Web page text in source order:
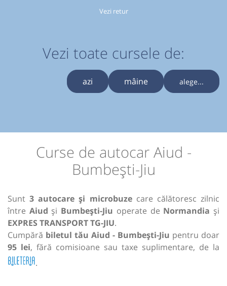
Vezi retur
Vezi toate cursele de:
azi mâine alege...
Curse de autocar Aiud -
Bumbești-Jiu
Sunt3 autocare și microbuzecare călătoresc zilnic
între Aiud și Bumbești-Jiu operate de Normandia și
EXPRES TRANSPORT TG-JIU.
Cumpără biletul tău Aiud - Bumbești-Jiu pentru doar
95 lei, fără comisioane sau taxe suplimentare, de la
.